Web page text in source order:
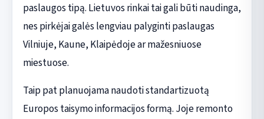
paslaugos tipą. Lietuvos rinkai tai gali būti naudinga,
nes pirkėjai galės lengviau palyginti paslaugas
Vilniuje, Kaune, Klaipėdoje ar mažesniuose
miestuose.
Taip pat planuojama naudoti standartizuotą
Europos taisymo informacijos formą. Joje remonto